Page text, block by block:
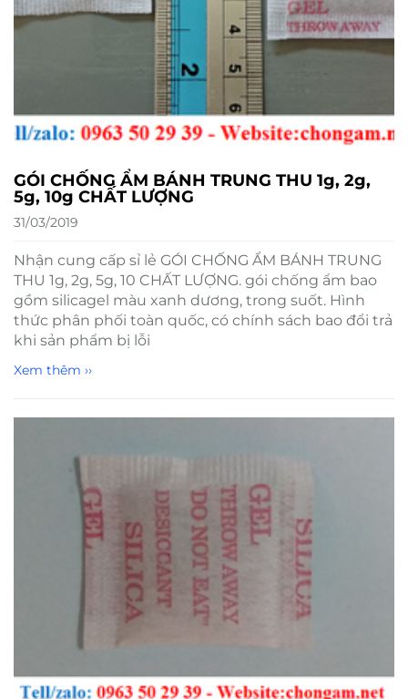
GÓI CHỐNG ẨM BÁNH TRUNG THU 1g, 2g,
5g, 10g CHẤT LƯỢNG
31/03/2019
Nhận cung cấp sỉ lẻ GÓI CHỐNG ẨM BÁNH TRUNG
THU 1g, 2g, 5g, 10 CHẤT LƯỢNG. gói chống ẩm bao
gồm silicagel màu xanh dương, trong suốt. Hình
thức phân phối toàn quốc, có chính sách bao đổi trả
khi sản phẩm bị lỗi
Xem thêm ››